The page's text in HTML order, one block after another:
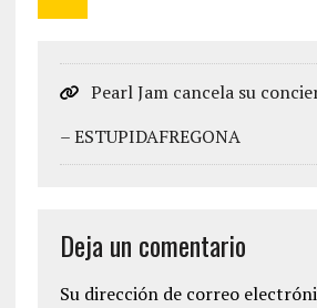
Pearl Jam cancela su
– ESTUPIDAFREGONA
Deja un comentario
Su dirección de correo